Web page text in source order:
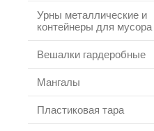
Урны металлические и
контейнеры для мусора
Вешалки гардеробные
Мангалы
Пластиковая тара